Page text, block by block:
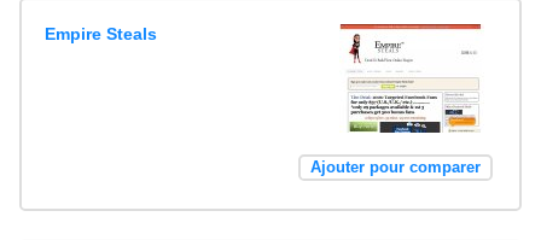
Empire Steals
Ajouter pour comparer